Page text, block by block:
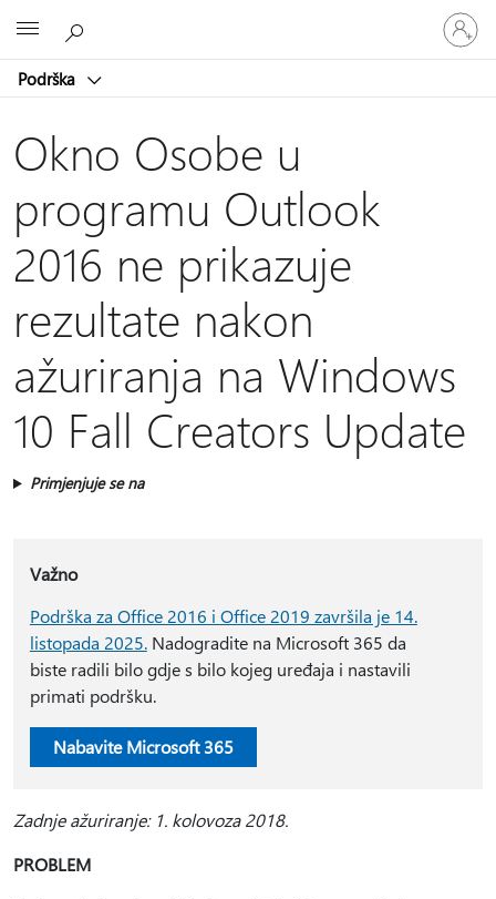
Podrška
Prijavite
se
u
račun
Okno Osobe u
programu Outlook
2016 ne prikazuje
rezultate nakon
ažuriranja na Windows
10 Fall Creators Update
Primjenjuje se na
Važno
Podrška za Office 2016 i Office 2019 završila je 14.
listopada 2025.Nadogradite na Microsoft 365 da
biste radili bilo gdje s bilo kojeg uređaja i nastavili
primati podršku.
Nabavite Microsoft 365
Zadnje ažuriranje: 1. kolovoza 2018.
PROBLEM